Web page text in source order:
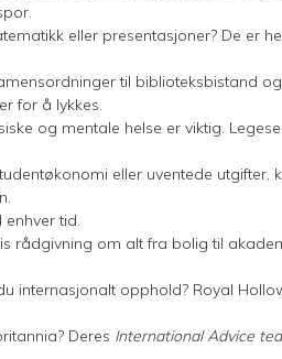
eller presentasjoner? De er
til biblioteksbistand
for å lykkes.
og mentale helse er viktig.
eller uventede utgifter,
tid.
rådgivning om alt fra bolig til
internasjonalt opphold? Royal
Deres International Advice